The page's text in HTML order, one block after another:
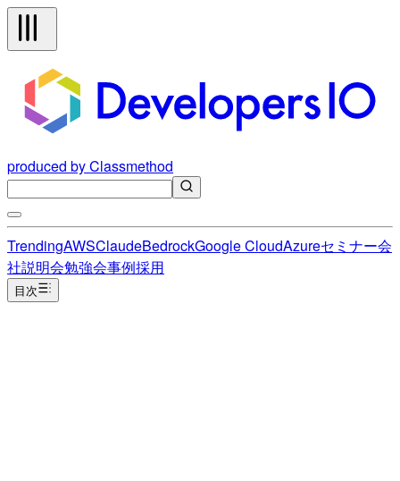
produced by Classmethod
TrendingAWSClaudeBedrockGoogle CloudAzureセミナー会
社説明会勉強会事例採用
目次